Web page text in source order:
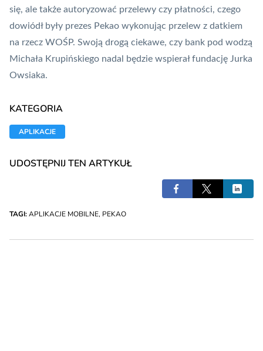
się, ale także autoryzować przelewy czy płatności, czego
dowiódł były prezes Pekao wykonując przelew z datkiem
na rzecz WOŚP. Swoją drogą ciekawe, czy bank pod wodzą
Michała Krupińskiego nadal będzie wspierał fundację Jurka
Owsiaka.
KATEGORIA
APLIKACJE
UDOSTĘPNIJ TEN ARTYKUŁ
TAGI:APLIKACJE MOBILNE, PEKAO